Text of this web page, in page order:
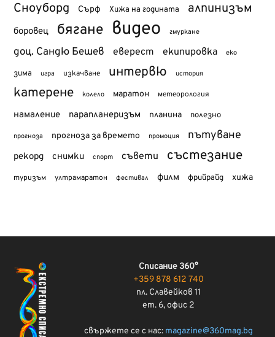
Сноуборд Сърф Хижа на годината алпинизъм
боровец бягане видео гмуркане
доц. Сандю Бешев еверест екипировка еко
зима игра изкачване интервю история
катерене колело маратон метеорология
намаление парапланеризъм планина полезно
прогноза прогноза за времето промоция пътуване
рекорд снимки спорт съвети състезание
туризъм ултрамаратон фестивал филм фрийрайд хижа
Списание 360°
+359 878 612 740
пл. Славейков 11
ет. 6, офис 2
свържете се с нас: magazine@360mag.bg